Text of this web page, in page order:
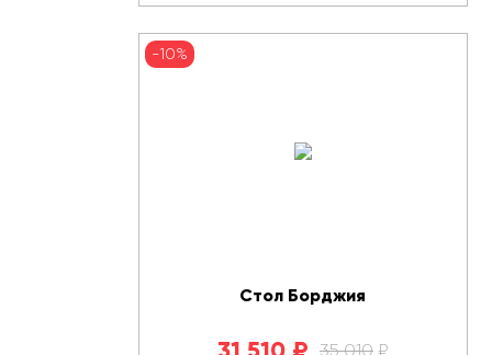
-10%
Стол Борджия
35 010 ₽